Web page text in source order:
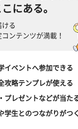
にある。
ける
ンテンツが満載！
イベントへ参加できる
攻略テンプレが使える
プレゼントなどが当た
学生とのつながりがつ